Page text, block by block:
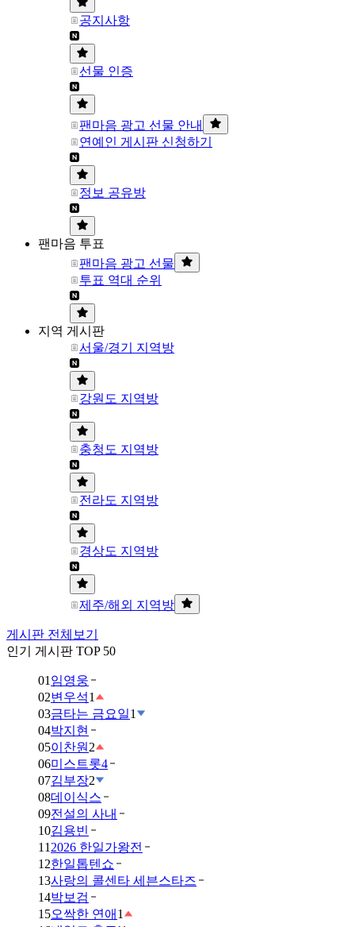
공지사항
선물 인증
팬마음 광고 선물 안내
연예인 게시판 신청하기
정보 공유방
팬마음 투표
팬마음 광고 선물
투표 역대 순위
지역 게시판
서울/경기 지역방
강원도 지역방
충청도 지역방
전라도 지역방
경상도 지역방
제주/해외 지역방
게시판 전체보기
인기 게시판 TOP 50
01 임영웅
02변우석1
03금타는 금요일1
04박지현
05이찬원 2
06미스트롯4
07김부장2
08데이식스
09전설의 사내
10김용빈
11 2026 한일가왕전
12한일톱텐쇼
13사랑의 콜센타 세븐스타즈
14박보검
15오싹한 연애 1